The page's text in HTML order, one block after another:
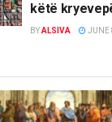
këtë
BYALSIVA JUNE